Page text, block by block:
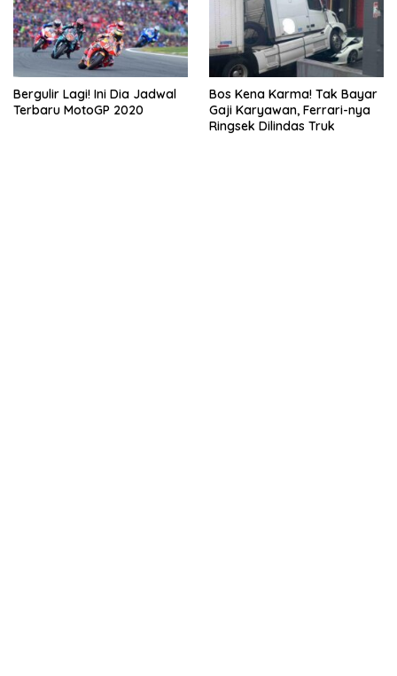
Bergulir Lagi! Ini Dia Jadwal
Terbaru MotoGP 2020
Bos Kena Karma! Tak Bayar
Gaji Karyawan, Ferrari-nya
Ringsek Dilindas Truk